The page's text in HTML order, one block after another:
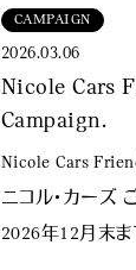
CAMPAIGN
2026.03.06
Nicole Cars
Campaign.
Nicole Cars
ニコル・カーズ
2026年12月末ま